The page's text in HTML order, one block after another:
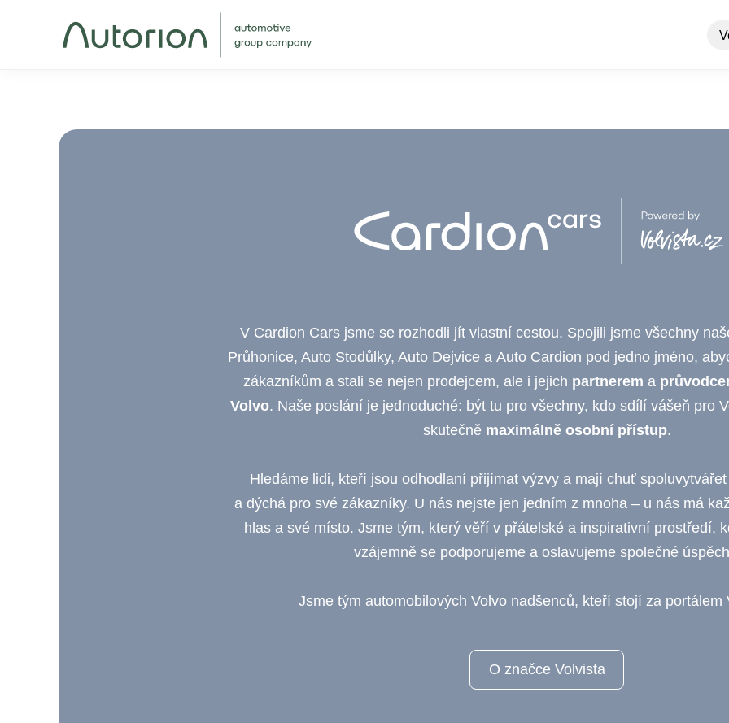
V Cardion Cars jsme se rozhodli jít vlastní cestou. Spojili jsme všechny
Průhonice, Auto Stodůlky, Auto Dejvice a Auto Cardion pod jedno jméno,
zákazníkům a stali se nejen prodejcem, ale i jejich partnerem a
Volvo. Naše poslání je jednoduché: být tu pro všechny, kdo sdílí vášeň pro
skutečně maximálně osobní přístup.
Hledáme lidi, kteří jsou odhodlaní přijímat výzvy a mají chuť
a dýchá pro své zákazníky. U nás nejste jen jedním z mnoha – u nás má
hlas a své místo. Jsme tým, který věří v přátelské a inspirativní prostředí,
vzájemně se podporujeme a oslavujeme společné
Jsme tým automobilových Volvo nadšenců, kteří stojí za portálem
O značce Volvista